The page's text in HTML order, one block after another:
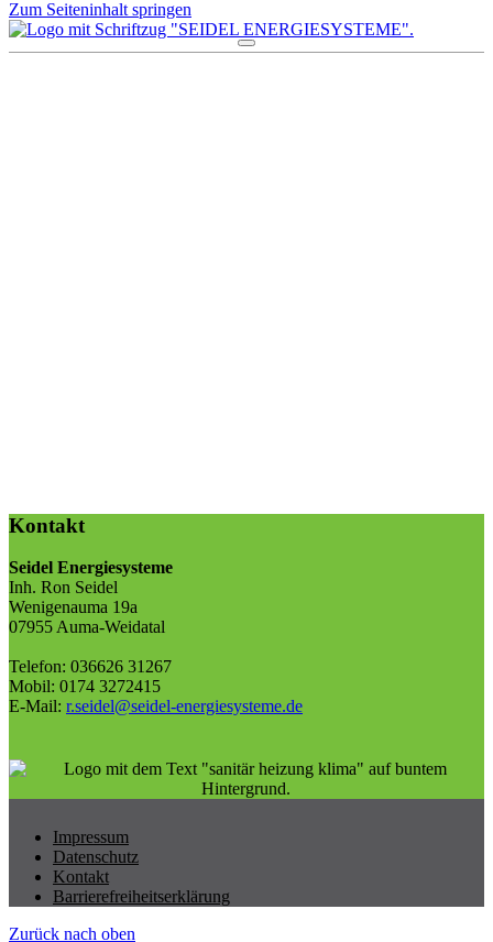
Zum Seiteninhalt springen
Kontakt
Seidel Energiesysteme
Inh. Ron Seidel
Wenigenauma 19a
07955 Auma-Weidatal
Telefon: 036626 31267
Mobil: 0174 3272415
E-Mail: r.seidel@seidel-energiesysteme.de
Impressum
Datenschutz
Kontakt
Barrierefreiheitserklärung
Zurück nach oben